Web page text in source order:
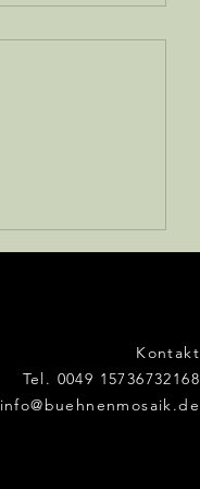
Kontakt
Tel. 0049 15736732168
info@buehnenmosaik.de